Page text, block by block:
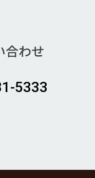
合わせ
5333